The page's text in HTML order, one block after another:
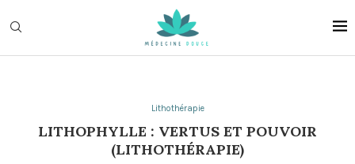
Lithothérapie
LITHOPHYLLE : VERTUS ET POUVOIR
(LITHOTHÉRAPIE)